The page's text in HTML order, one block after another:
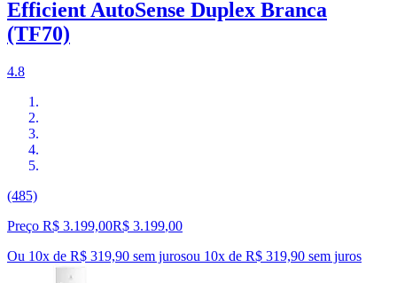
Efficient AutoSense Duplex Branca
(TF70)
4.8
(485)
Preço R$ 3.199,00R$ 3.199,00
Ou 10x de R$ 319,90 sem jurosou 10x de R$ 319,90 sem juros